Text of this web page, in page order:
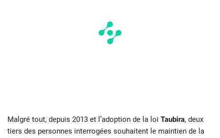
Malgré tout, depuis 2013 et l’adoption de la loi Taubira, deux
tiers des personnes interrogées souhaitent le maintien de la